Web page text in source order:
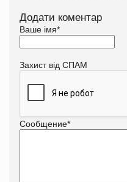
Додати коментар
Ваше імя*
Захист від СПАМ
Сообщение*